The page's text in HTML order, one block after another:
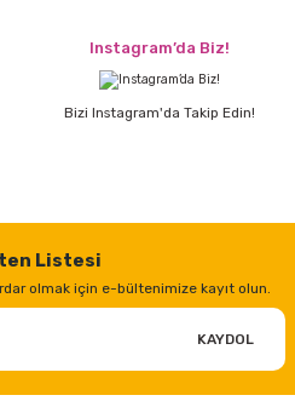
Instagram’da Biz!
Bizi Instagram'da Takip Edin!
Listesi
olmak için e-bültenimize kayıt olun.
KAYDOL